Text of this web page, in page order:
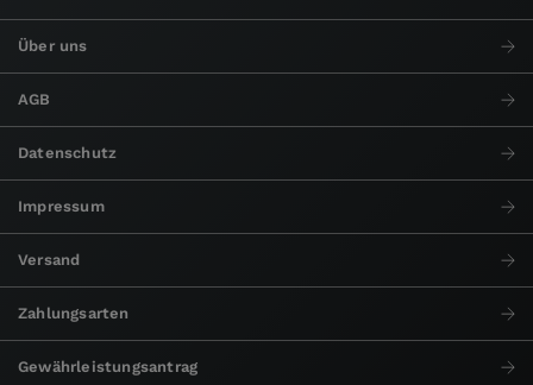
Über uns
AGB
Datenschutz
Impressum
Versand
Zahlungsarten
Gewährleistungsantrag